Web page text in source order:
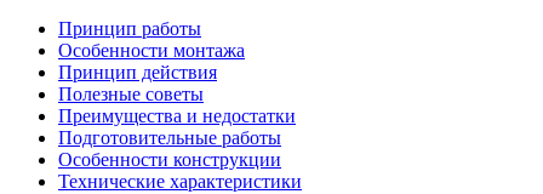
Принцип работы
Особенности монтажа
Принцип действия
Полезные советы
Преимущества и недостатки
Подготовительные работы
Особенности конструкции
Технические характеристики